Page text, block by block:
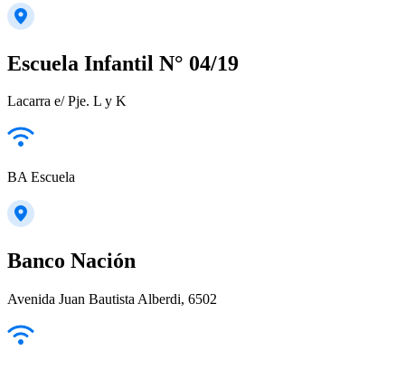
Escuela Infantil N° 04/19
Lacarra e/ Pje. L y K
BA Escuela
Banco Nación
Avenida Juan Bautista Alberdi, 6502